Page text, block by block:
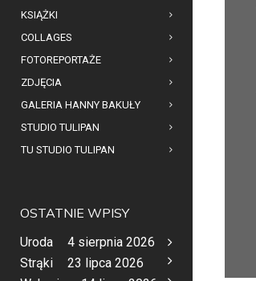
KSIĄŻKI
COLLAGES
FOTOREPORTAŻE
ZDJĘCIA
GALERIA HANNY BAKUŁY
STUDIO TULIPAN
TU STUDIO TULIPAN
OSTATNIE WPISY
Uroda
4 sierpnia 2026
Strąki
23 lipca 2026